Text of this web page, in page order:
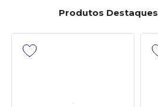
Produtos Destaques